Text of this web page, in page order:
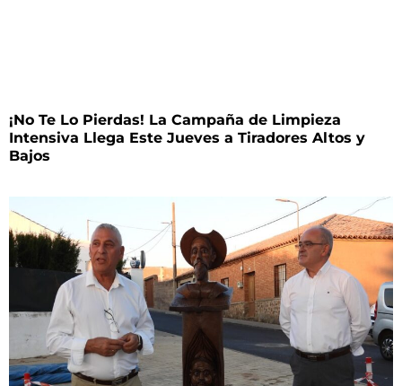
¡No Te Lo Pierdas! La Campaña de Limpieza
Intensiva Llega Este Jueves a Tiradores Altos y
Bajos